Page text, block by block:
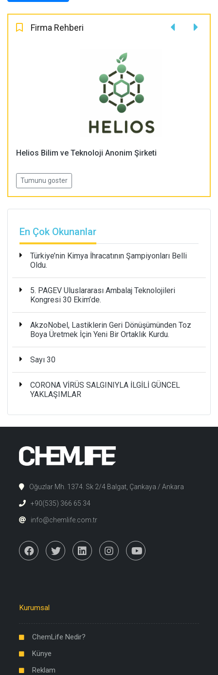
Firma Rehberi
Helios Bilim ve Teknoloji Anonim Şirketi
Tumunu goster
En Çok Okunanlar
Türkiye’nin Kimya İhracatının Şampiyonları Belli
Oldu.
5. PAGEV Uluslararası Ambalaj Teknolojileri
Kongresi 30 Ekim’de.
AkzoNobel, Lastiklerin Geri Dönüşümünden Toz
Boya Üretmek İçin Yeni Bir Ortaklık Kurdu.
Sayı 30
CORONA VİRÜS SALGINIYLA İLGİLİ GÜNCEL
YAKLAŞIMLAR
Oğuzlar Mh. 1374. Sk 2/4 Balgat, Çankaya / Ankara
+90(535) 366 65 34
info@chemlife.com.tr
Kurumsal
ChemLife Nedir?
Künye
Reklam